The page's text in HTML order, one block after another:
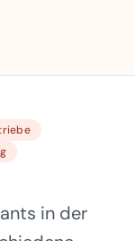
in der